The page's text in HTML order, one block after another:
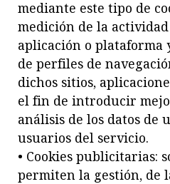
mediante este tipo de
medición de la
aplicación o plataforma
de perfiles de
dichos sitios,
el fin de introducir
análisis de los datos de
usuarios del servicio.
• Cookies publicitarias:
permiten la gestión, de